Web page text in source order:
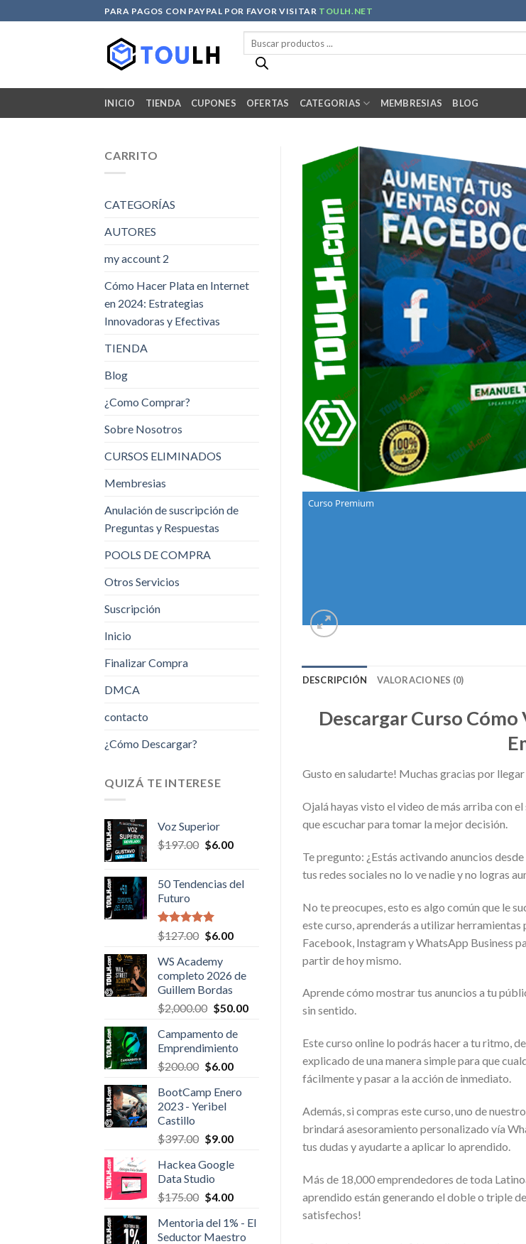
to
PARA PAGOS CON PAYPAL POR FAVOR VISITAR TOULH.NET
productos
INICIO TIENDA CUPONES OFERTAS CATEGORIAS MEMBRESIAS BLOG
CARRITO
CATEGORÍAS
AUTORES
my account 2
Cómo Hacer Plata en Internet
en 2024: Estrategias
Innovadoras y Efectivas
TIENDA
Blog
¿Como Comprar?
Sobre Nosotros
CURSOS ELIMINADOS
Membresias
Anulación de suscripción de
Preguntas y Respuestas
POOLS DE COMPRA
Otros Servicios
Suscripción
Inicio
Finalizar Compra
DMCA
contacto
¿Cómo Descargar?
QUIZÁ TE INTERESE
Voz Superior
$197.00 Original
$197.00.
$6.00Current
$6.00.
50 Tendencias del
Futuro
Valorado en
5.00
$127.00 Original
was:
$127.00.
$6.00Current
$6.00.
WS Academy
completo 2026 de
Guillem Bordas
$2,000.00 Original
was:
$2,000.00.
$50.00Current
Campamento de
Emprendimiento
$200.00 Original
was:
$200.00.
$6.00Current
is:
BootCamp Enero
2023 - Yeribel
Castillo
$397.00 Original
was:
$397.00.
$9.00Current
is:
Hackea Google
Data Studio
$175.00 Original
was:
$175.00.
$4.00Current
is:
$4.00.
Mentoria del 1% - El
Seductor Maestro
Curso Premium
DESCRIPCIÓN VALORACIONES (0)
Descargar Curso
Gusto en saludarte! Muchas gracias por llegar
Ojalá hayas visto el video de más arriba con
que escuchar para tomar la mejor decisión.
Te pregunto: ¿Estás activando anuncios
tus redes sociales no lo ve nadie y no logras
No te preocupes, esto es algo común que le
este curso, aprenderás a utilizar
Facebook, Instagram y WhatsApp Business
partir de hoy mismo.
Aprende cómo mostrar tus anuncios a tu
sin sentido.
Este curso online lo podrás hacer a tu ritmo,
explicado de una manera simple para que
fácilmente y pasar a la acción de inmediato.
Además, si compras este curso, uno de
brindará asesoramiento personalizado vía
tus dudas y ayudarte a aplicar lo aprendido.
Más de 18,000 emprendedores de toda
aprendido están generando el doble o triple
satisfechos!